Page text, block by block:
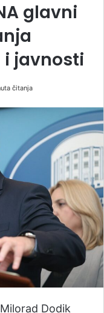
glavni
javnosti
čitanja
Dodik